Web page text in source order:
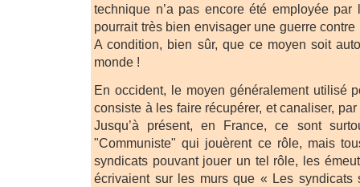
technique n’a pas encore été employée
pourrait très bien envisager une guerre
A condition, bien sûr, que ce moyen soit
monde !
En occident, le moyen généralement utilisé
consiste à les faire récupérer, et canaliser,
Jusqu’à présent, en France, ce sont
"Communiste" qui jouèrent ce rôle, mais
syndicats pouvant jouer un tel rôle, les
écrivaient sur les murs que « Les syndicats